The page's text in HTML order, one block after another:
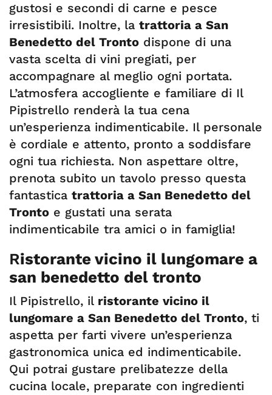
gustosi e secondi di carne e pesce
irresistibili. Inoltre, la trattoria a San
Benedetto del Tronto dispone di una
vasta scelta di vini pregiati, per
accompagnare al meglio ogni portata.
L’atmosfera accogliente e familiare di Il
Pipistrello renderà la tua cena
un’esperienza indimenticabile. Il personale
è cordiale e attento, pronto a soddisfare
ogni tua richiesta. Non aspettare oltre,
prenota subito un tavolo presso questa
fantastica trattoria a San Benedetto del
Tronto e gustati una serata
indimenticabile tra amici o in famiglia!
Ristorante vicino il lungomare a
san benedetto del tronto
Il Pipistrello, il ristorante vicino il
lungomare a San Benedetto del Tronto, ti
aspetta per farti vivere un’esperienza
gastronomica unica ed indimenticabile.
Qui potrai gustare prelibatezze della
cucina locale, preparate con ingredienti